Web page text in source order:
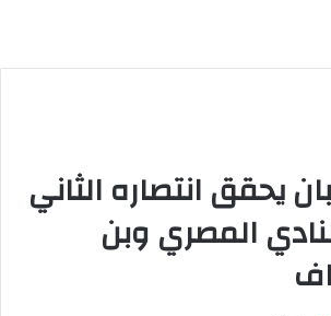
يحقق انتصاره الثاني
المصري وبن